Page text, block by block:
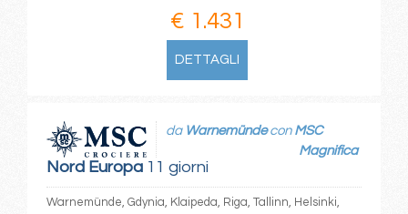
€ 1.431
DETTAGLI
Nord Europa11 giorni
da Warnemündecon MSC
Magnifica
Warnemünde, Gdynia, Klaipeda, Riga, Tallinn, Helsinki,